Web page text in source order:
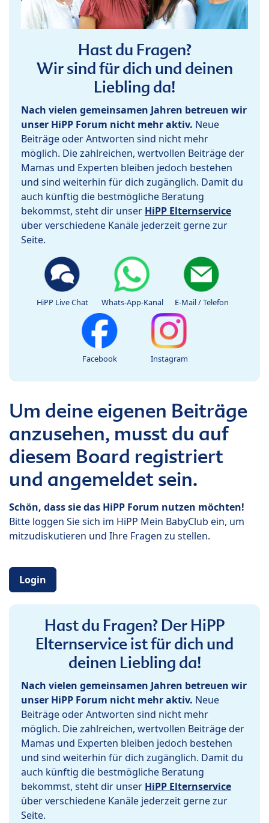
Hast du Fragen?
Wir sind für dich und deinen
Liebling da!
Nach vielen gemeinsamen Jahren betreuen wir
unser HiPP Forum nicht mehr aktiv. Neue
Beiträge oder Antworten sind nicht mehr
möglich. Die zahlreichen, wertvollen Beiträge der
Mamas und Experten bleiben jedoch bestehen
und sind weiterhin für dich zugänglich. Damit du
auch künftig die bestmögliche Beratung
bekommst, steht dir unser HiPP Elternservice
über verschiedene Kanäle jederzeit gerne zur
Seite.
HiPP Live Chat Whats-App-Kanal E-Mail / Telefon
Facebook Instagram
Um deine eigenen Beiträge
anzusehen, musst du auf
diesem Board registriert
und angemeldet sein.
Schön, dass sie das HiPP Forum nutzen möchten!
Bitte loggen Sie sich im HiPP Mein BabyClub ein, um
mitzudiskutieren und Ihre Fragen zu stellen.
Login
Hast du Fragen? Der HiPP
Elternservice ist für dich und
deinen Liebling da!
Nach vielen gemeinsamen Jahren betreuen wir
unser HiPP Forum nicht mehr aktiv. Neue
Beiträge oder Antworten sind nicht mehr
möglich. Die zahlreichen, wertvollen Beiträge der
Mamas und Experten bleiben jedoch bestehen
und sind weiterhin für dich zugänglich. Damit du
auch künftig die bestmögliche Beratung
bekommst, steht dir unser HiPP Elternservice
über verschiedene Kanäle jederzeit gerne zur
Seite.